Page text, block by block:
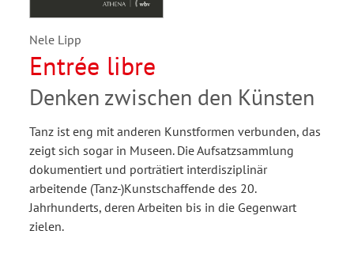
Nele Lipp
Entrée libre
Denken zwischen den Künsten
Tanz ist eng mit anderen Kunstformen verbunden, das
zeigt sich sogar in Museen. Die Aufsatzsammlung
dokumentiert und porträtiert interdisziplinär
arbeitende (Tanz-)Kunstschaffende des 20.
Jahrhunderts, deren Arbeiten bis in die Gegenwart
zielen.